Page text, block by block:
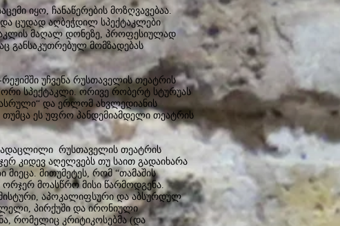
იყო, ჩანაწერების მოზღვავებაა.
ცუდად აღბეჭდილ სპექტაკლები
მაღალ დონეზე, პროფესიულად
განსაკუთრებულ მომზადებას
უჩვენა რუსთაველის თეატრის
სპექტაკლი. ორივე რობერტ სტურუას
და ერლომ ახვლედიანის
ეს უფრო პანდემიამდელი თეატრის
რუსთაველის თეატრის
კიდევ აღელვებს თუ საით გადაიხარა
მიეცა. მითუმეტეს, რომ “თამაშის
მოასწრო მისი წარმოდგენა.
აპოკალიფსური და აბსურდულ
პირქუში და ირონიული
რომელიც კრიტიკოსებმა (და